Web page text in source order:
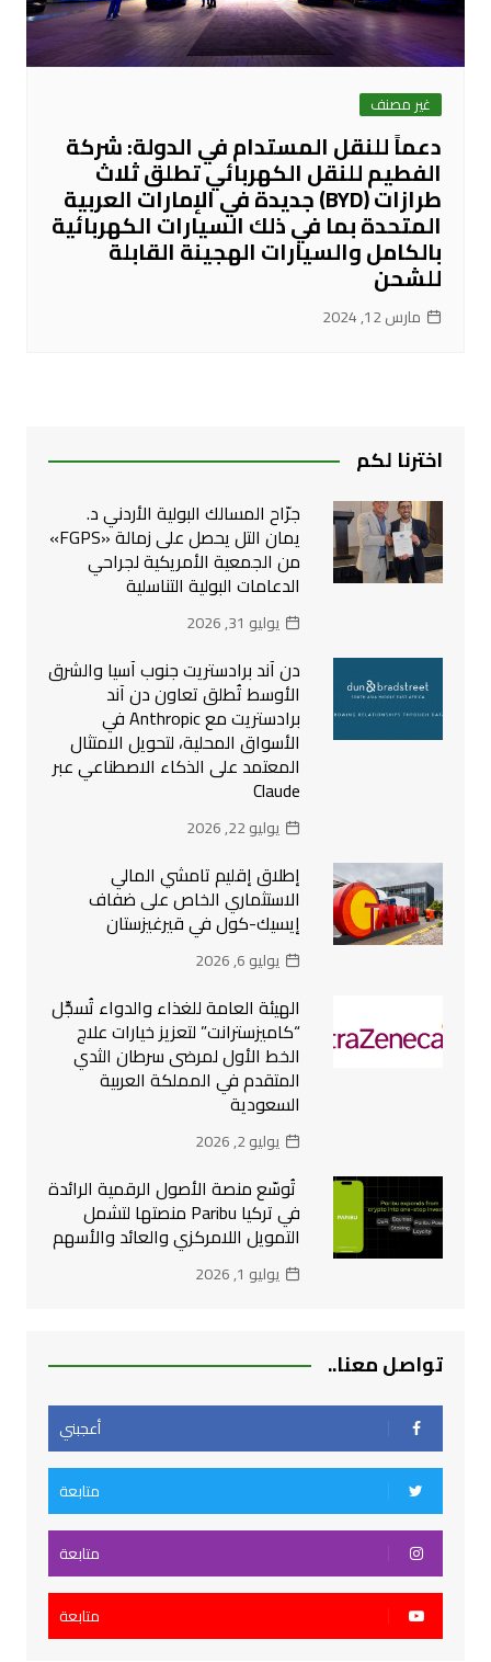
غير مصنف
دعماً للنقل المستدام في الدولة: شركة
الفطيم للنقل الكهربائي تطلق ثلاث
طرازات (BYD) جديدة في الإمارات العربية
المتحدة بما في ذلك السيارات الكهربائية
بالكامل والسيارات الهجينة القابلة
للشحن
مارس 12, 2024
اخترنا لكم
جرّاح المسالك البولية الأردني د.
يمان التل يحصل على زمالة «FGPS»
من الجمعية الأمريكية لجراحي
الدعامات البولية التناسلية
يوليو 31, 2026
دن آند برادستريت جنوب آسيا والشرق
الأوسط تُطلق تعاون دن آند
برادستريت مع Anthropic في
الأسواق المحلية، لتحويل الامتثال
المعتمد على الذكاء الاصطناعي عبر
Claude
يوليو 22, 2026
إطلاق إقليم تامشي المالي
الاستثماري الخاص على ضفاف
إيسيك-كول في قيرغيزستان
يوليو 6, 2026
الهيئة العامة للغذاء والدواء تُسجِّل
“كاميزسترانت” لتعزيز خيارات علاج
الخط الأول لمرضى سرطان الثدي
المتقدم في المملكة العربية
السعودية
يوليو 2, 2026
تُوسّع منصة الأصول الرقمية الرائدة
في تركيا Paribu منصتها لتشمل
التمويل اللامركزي والعائد والأسهم
يوليو 1, 2026
تواصل معنا..
أعجبني
متابعة
متابعة
متابعة